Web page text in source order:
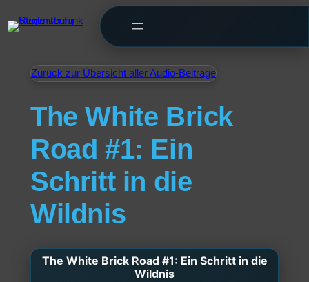
Zurück zur Übersicht aller Audio-Beiträge
The White Brick
Road #1: Ein
Schritt in die
Wildnis
The White Brick Road #1: Ein Schritt in die
Wildnis